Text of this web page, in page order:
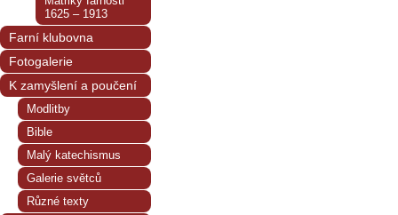
1625 – 1913
Farní klubovna
Fotogalerie
K zamyšlení a poučení
Modlitby
Bible
Malý katechismus
Galerie světců
Různé texty